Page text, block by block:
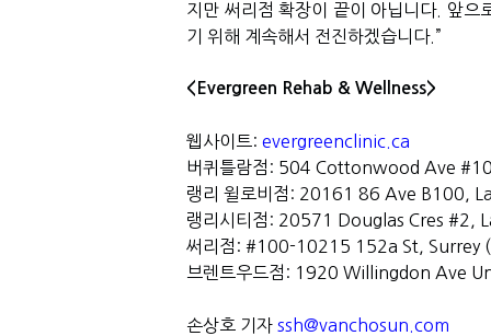
지만 써리점 확장이 끝이 아닙니다. 앞으
기 위해 계속해서 전진하겠습니다.”
<Evergreen Rehab & Wellness>
웹사이트 : evergreenclinic.ca
버퀴틀람점 : 504 Cottonwood Ave
랭리 윌로비점 : 20161 86 Ave B100,
랭리시티점 : 20571 Douglas Cres #2,
써리점 : #100-10215 152a St, Surrey (
브렌트우드점 : 1920 Willingdon Ave
손상호 기자 ssh@vanchosun.com